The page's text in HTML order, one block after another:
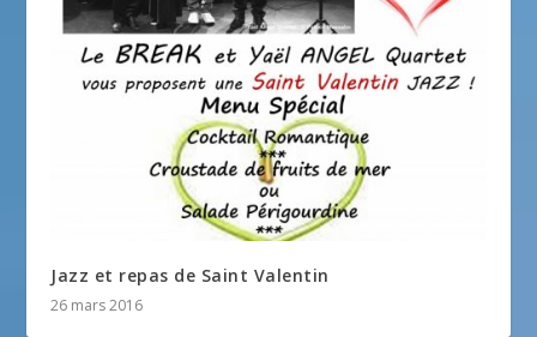
Jazz et repas de Saint Valentin
26 mars 2016